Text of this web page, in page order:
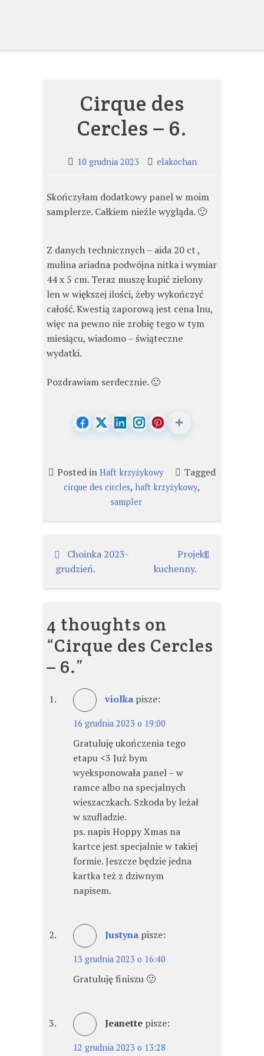
Cirque des
Cercles – 6.
10 grudnia 2023 elakochan
Skończyłam dodatkowy panel w moim
samplerze. Całkiem nieźle wygląda. 🙂
Z danych technicznych – aida 20 ct ,
mulina ariadna podwójna nitka i wymiar
44 x 5 cm. Teraz muszę kupić zielony
len w większej ilości, żeby wykończyć
całość. Kwestią zaporową jest cena lnu,
więc na pewno nie zrobię tego w tym
miesiącu, wiadomo – świąteczne
wydatki.
Pozdrawiam serdecznie. 🙂
Posted in Haft krzyżykowy Tagged
cirque des circles, haft krzyżykowy,
sampler
Nawigacja
wpisu
Choinka 2023-
grudzień.
Projekt
kuchenny.
4 thoughts on
“Cirque des Cercles
– 6.”
violka pisze:
16 grudnia 2023 o 19:00
Gratuluję ukończenia tego
etapu <3 Już bym
wyeksponowała panel – w
ramce albo na specjalnych
wieszaczkach. Szkoda by leżał
w szufladzie.
ps. napis Hoppy Xmas na
kartce jest specjalnie w takiej
formie. Jeszcze będzie jedna
kartka też z dziwnym
napisem.
Justyna pisze:
13 grudnia 2023 o 16:40
Gratuluję finiszu 🙂
Jeanette pisze:
12 grudnia 2023 o 13:28